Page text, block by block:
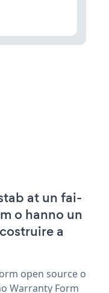
at un fai-
o hanno un
a
open source o
Warranty Form